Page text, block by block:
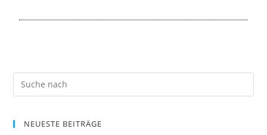
NEUESTE BEITRÄGE